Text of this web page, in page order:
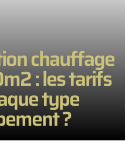
chauffage
: les tarifs
type
?